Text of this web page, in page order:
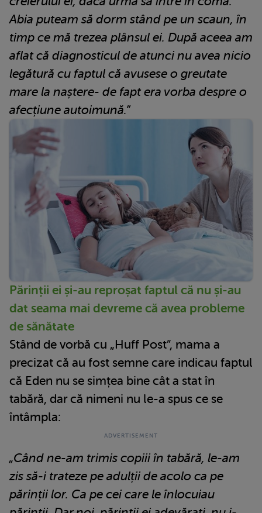
Abia puteam să dorm stând pe un scaun, în
timp ce mă trezea plânsul ei. După aceea am
aflat că diagnosticul de atunci nu avea nicio
legătură cu faptul că avusese o greutate
mare la naștere- de fapt era vorba despre o
afecțiune autoimună.”
Părinții ei și-au reproșat faptul că nu și-au
dat seama mai devreme că avea probleme
de sănătate
Stând de vorbă cu „Huff Post”, mama a
precizat că au fost semne care indicau faptul
că Eden nu se simțea bine cât a stat în
tabără, dar că nimeni nu le-a spus ce se
întâmpla:
„Când ne-am trimis copiii în tabără, le-am
zis să-i trateze pe adulții de acolo ca pe
părinții lor. Ca pe cei care le înlocuiau